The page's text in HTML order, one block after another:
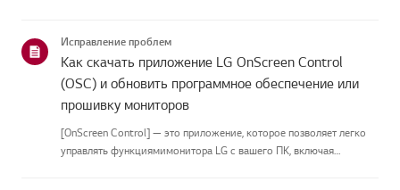
руководство создано...
Исправление проблем
Как скачать приложение LG OnScreen Control
(OSC) и обновить программное обеспечение или
прошивку мониторов
[OnScreen Control] — это приложение, которое позволяет легко
управлять функциямимонитора LG с вашего ПК, включая